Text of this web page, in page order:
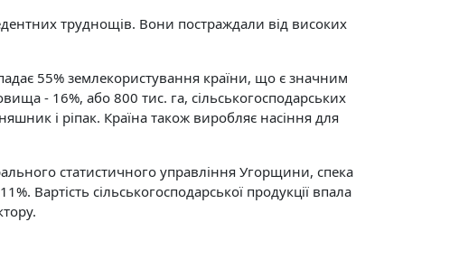
труднощів. Вони постраждали від високих
55% землекористування країни, що є значним
- 16%, або 800 тис. га, сільськогосподарських
і ріпак. Країна також виробляє насіння для
статистичного управління Угорщини, спека
Вартість сільськогосподарської продукції впала